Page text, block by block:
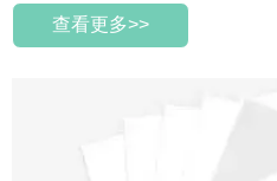
查看更多>>